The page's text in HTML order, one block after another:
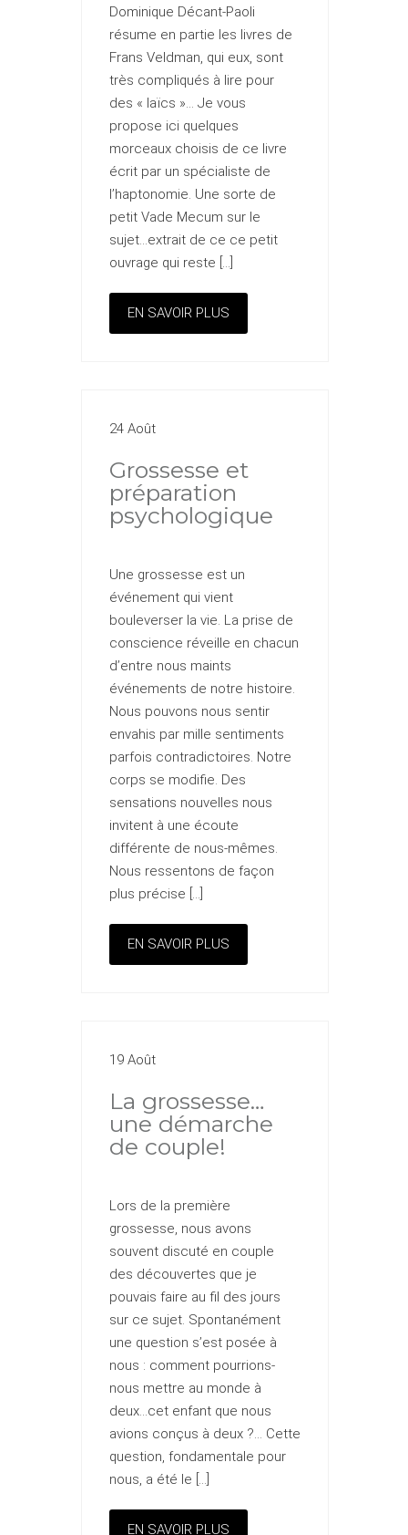
Dominique Décant-Paoli
résume en partie les livres de
Frans Veldman, qui eux, sont
très compliqués à lire pour
des « laïcs »… Je vous
propose ici quelques
morceaux choisis de ce livre
écrit par un spécialiste de
l’haptonomie. Une sorte de
petit Vade Mecum sur le
sujet…extrait de ce ce petit
ouvrage qui reste […]
EN SAVOIR PLUS
24 Août
Grossesse et
préparation
psychologique
Une grossesse est un
événement qui vient
bouleverser la vie. La prise de
conscience réveille en chacun
d’entre nous maints
événements de notre histoire.
Nous pouvons nous sentir
envahis par mille sentiments
parfois contradictoires. Notre
corps se modifie. Des
sensations nouvelles nous
invitent à une écoute
différente de nous-mêmes.
Nous ressentons de façon
plus précise […]
EN SAVOIR PLUS
19 Août
La grossesse…
une démarche
de couple!
Lors de la première
grossesse, nous avons
souvent discuté en couple
des découvertes que je
pouvais faire au fil des jours
sur ce sujet. Spontanément
une question s’est posée à
nous : comment pourrions-
nous mettre au monde à
deux…cet enfant que nous
avions conçus à deux ?… Cette
question, fondamentale pour
nous, a été le […]
EN SAVOIR PLUS